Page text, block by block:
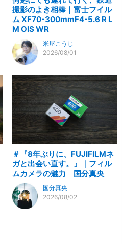
撮影のよき相棒｜富士フイル
ム XF70-300mmF4-5.6 R L
M OIS WR
米屋こうじ
2026/08/01
＃『8年ぶりに、FUJIFILMネ
ガと出会い直す。』｜フィル
ムカメラの魅力 国分真央
国分真央
2026/08/02